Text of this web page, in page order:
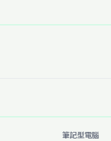
筆記型電腦